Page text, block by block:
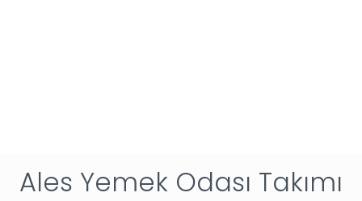
Ales Yemek Odası Takımı